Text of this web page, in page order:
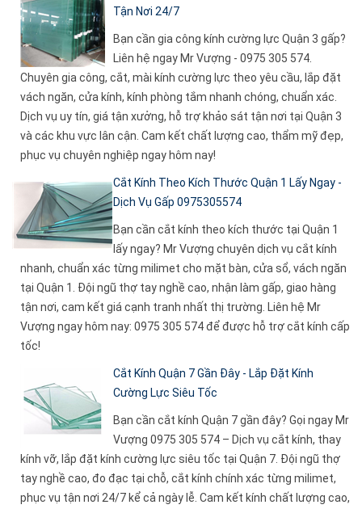
Tận Nơi 24/7
Bạn cần gia công kính cường lực Quận 3 gấp?
Liên hệ ngay Mr Vượng - 0975 305 574.
Chuyên gia công, cắt, mài kính cường lực theo yêu cầu, lắp đặt
vách ngăn, cửa kính, kính phòng tắm nhanh chóng, chuẩn xác.
Dịch vụ uy tín, giá tận xưởng, hỗ trợ khảo sát tận nơi tại Quận 3
và các khu vực lân cận. Cam kết chất lượng cao, thẩm mỹ đẹp,
phục vụ chuyên nghiệp ngay hôm nay!
Cắt Kính Theo Kích Thước Quận 1 Lấy Ngay -
Dịch Vụ Gấp 0975305574
Bạn cần cắt kính theo kích thước tại Quận 1
lấy ngay? Mr Vượng chuyên dịch vụ cắt kính
nhanh, chuẩn xác từng milimet cho mặt bàn, cửa sổ, vách ngăn
tại Quận 1. Đội ngũ thợ tay nghề cao, nhận làm gấp, giao hàng
tận nơi, cam kết giá cạnh tranh nhất thị trường. Liên hệ Mr
Vượng ngay hôm nay: 0975 305 574 để được hỗ trợ cắt kính cấp
tốc!
Cắt Kính Quận 7 Gần Đây - Lắp Đặt Kính
Cường Lực Siêu Tốc
Bạn cần cắt kính Quận 7 gần đây? Gọi ngay Mr
Vượng 0975 305 574 – Dịch vụ cắt kính, thay
kính vỡ, lắp đặt kính cường lực siêu tốc tại Quận 7. Đội ngũ thợ
tay nghề cao, đo đạc tại chỗ, cắt kính chính xác từng milimet,
phục vụ tận nơi 24/7 kể cả ngày lễ. Cam kết kính chất lượng cao,